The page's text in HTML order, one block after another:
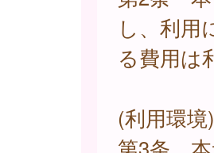
し、利用
る費用は
(利用環境)